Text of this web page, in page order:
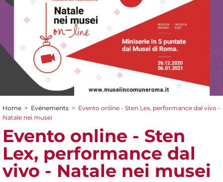
You are here
Home > Evénements > Evento online - Sten Lex, performance dal vivo -
Natale nei musei
Evento online - Sten
Lex, performance dal
vivo - Natale nei musei